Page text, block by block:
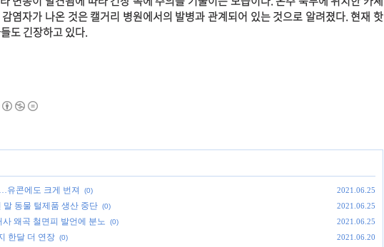
염자가 나온 것은 캘거리 병원에서의 발병과 관계되어 있는 것으로 알려졌다. 현재 핫
도 긴장하고 있다.
유콘에도 크게 번져 (0) 2021.06.25
말 동물 털제품 생산 중단 (0) 2021.06.25
왜곡 철면피 발언에 분노 (0) 2021.06.25
한달 더 연장 (0) 2021.06.20